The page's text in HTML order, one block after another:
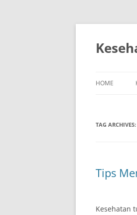
Skip
HOME
TAG ARCHIVES:
Tips
Kesehatan